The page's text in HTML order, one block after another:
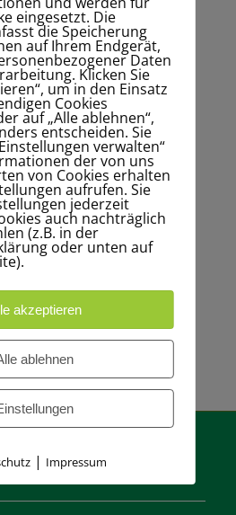
E-Mail-Adresse
*
Website
Name, E-Mail-
Adresse und
Website in
diesem Browser
für meinen
nächsten
Bitte gib eine
Antwort in
Ziffern ein:
eingesetzt. Die
die Speicherung
auf Ihrem Endgerät,
Daten
Klicken Sie
um in den Einsatz
Cookies
auf „Alle ablehnen“,
entscheiden. Sie
verwalten“
der von uns
von Cookies erhalten
aufrufen. Sie
jederzeit
auch nachträglich
(z.B. in der
oder unten auf
akzeptieren
ablehnen
| Impressum